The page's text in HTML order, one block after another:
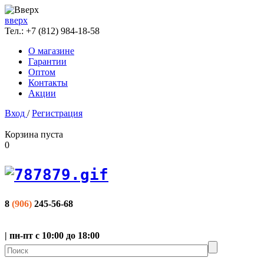
вверх
Тел.: +7 (812) 984-18-58
О магазине
Гарантии
Оптом
Контакты
Акции
Вход /Регистрация
Корзина пуста
0
8 (906) 245-56-68
| пн-пт с 10:00 до 18:00